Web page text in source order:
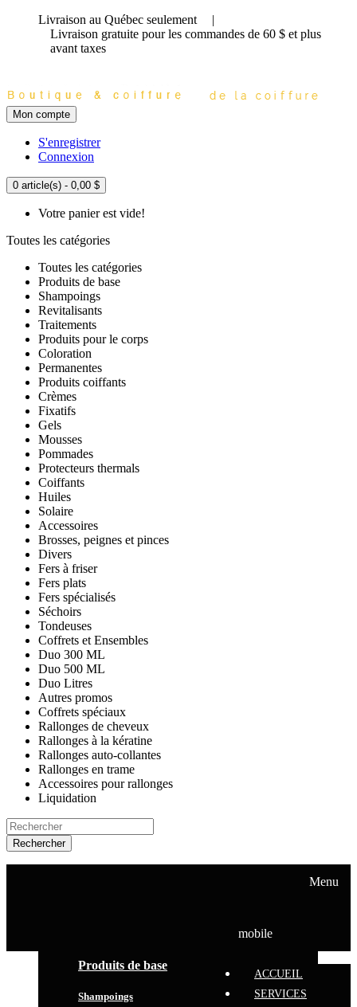
Livraison au Québec seulement
|
Livraison gratuite pour les commandes de 60 $ et plus
avant taxes
Mon compte
S'enregistrer
Connexion
0 article(s) - 0,00 $
Votre panier est vide!
Toutes les catégories
Toutes les catégories
Produits de base
Shampoings
Revitalisants
Traitements
Produits pour le corps
Coloration
Permanentes
Produits coiffants
Crèmes
Fixatifs
Gels
Mousses
Pommades
Protecteurs thermals
Coiffants
Huiles
Solaire
Accessoires
Brosses, peignes et pinces
Divers
Fers à friser
Fers plats
Fers spécialisés
Séchoirs
Tondeuses
Coffrets et Ensembles
Duo 300 ML
Duo 500 ML
Duo Litres
Autres promos
Coffrets spéciaux
Rallonges de cheveux
Rallonges à la kératine
Rallonges auto-collantes
Rallonges en trame
Accessoires pour rallonges
Liquidation
Rechercher
Produits de base
Shampoings
Menu
mobile
ACCUEIL
SERVICES